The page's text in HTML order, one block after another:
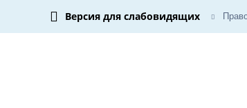
Версия для слабовидящих